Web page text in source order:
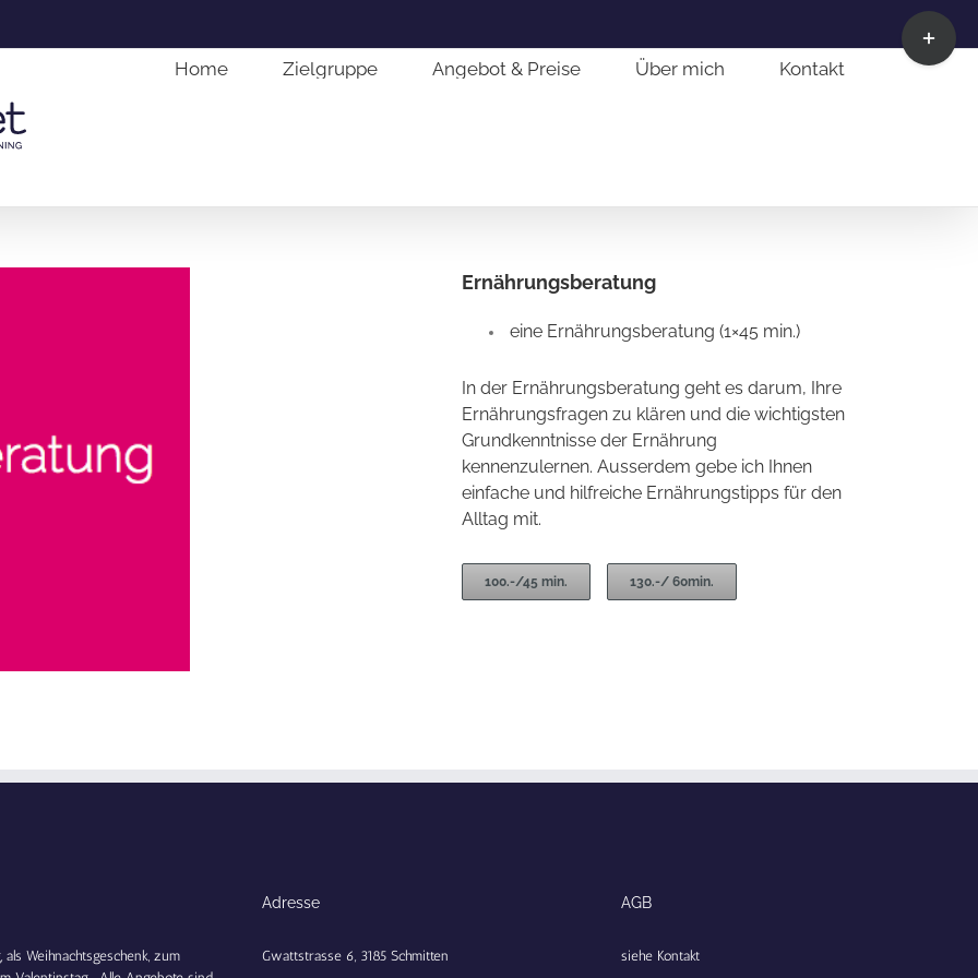
Home Zielgruppe Angebot & Preise Über mich Kontakt
Ernährungsberatung
eine Ernährungsberatung (1×45 min.)
In der Ernährungsberatung geht es darum, Ihre
Ernährungsfragen zu klären und die wichtigsten
Grundkenntnisse der Ernährung
kennenzulernen. Ausserdem gebe ich Ihnen
einfache und hilfreiche Ernährungstipps für den
Alltag mit.
100.-/45 min. 130.-/ 60min.
Weihnachtsgeschenk, zum
Adresse
Gwattstrasse 6, 3185 Schmitten
AGB
siehe Kontakt
Toggle
Sliding
Bar